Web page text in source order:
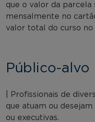
que o valor da parcela
mensalmente no
valor total do curso
Público-alvo
| Profissionais de
que atuam ou
ou executivas.